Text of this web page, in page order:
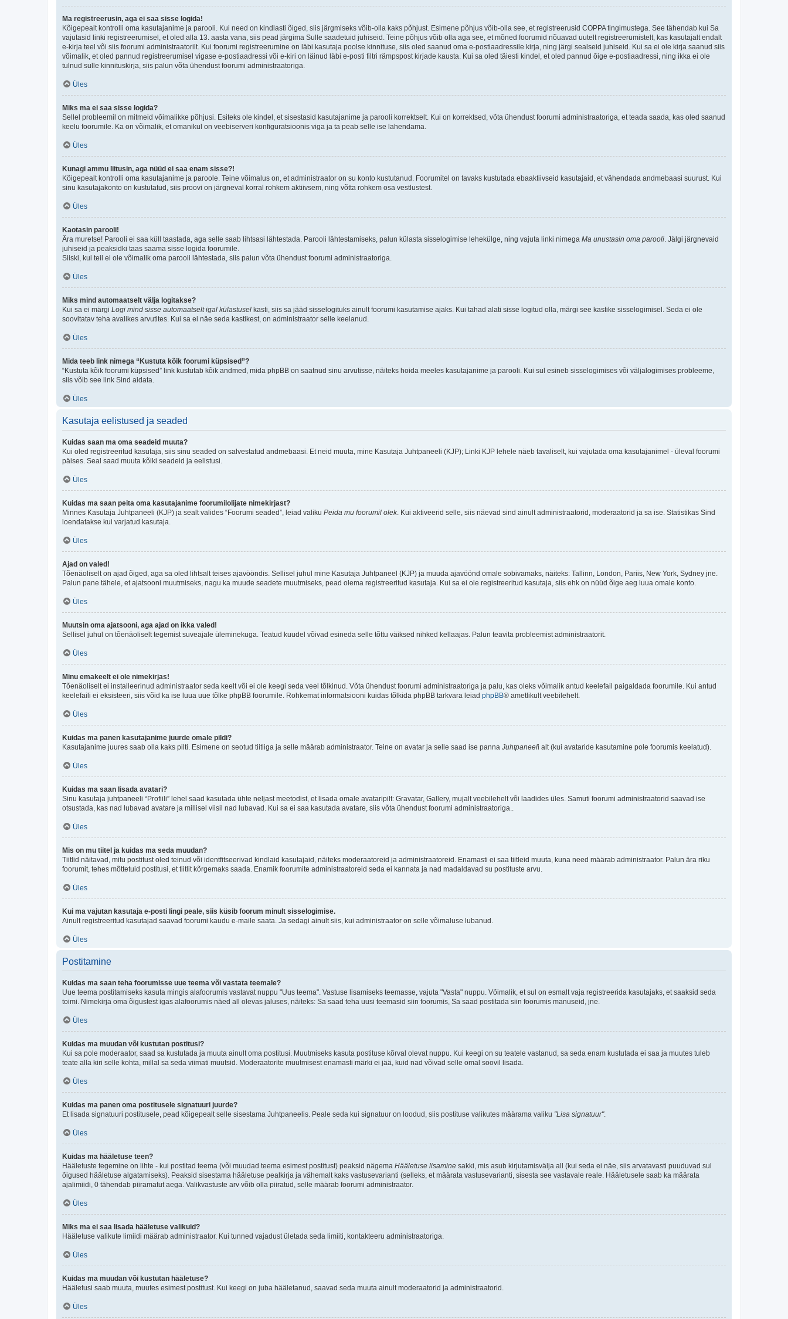
Ma registreerusin, aga ei saa sisse logida!
Kõigepealt kontrolli oma kasutajanime ja parooli. Kui need on kindlasti õiged, siis järgmiseks võib-olla kaks põhjust. Esimene põhjus võib-olla see, et registreerusid COPPA tingimustega. See tähendab kui Sa
vajutasid linki registreerumisel, et oled alla 13. aasta vana, siis pead järgima Sulle saadetuid juhiseid. Teine põhjus võib olla aga see, et mõned foorumid nõuavad uutelt registreerumistelt, kas kasutajalt endalt
e-kirja teel või siis foorumi administraatorilt. Kui foorumi registreerumine on läbi kasutaja poolse kinnituse, siis oled saanud oma e-postiaadressile kirja, ning järgi sealseid juhiseid. Kui sa ei ole kirja saanud siis
võimalik, et oled pannud registreerumisel vigase e-postiaadressi või e-kiri on läinud läbi e-posti filtri rämpspost kirjade kausta. Kui sa oled täiesti kindel, et oled pannud õige e-postiaadressi, ning ikka ei ole
tulnud sulle kinnituskirja, siis palun võta ühendust foorumi administraatoriga.
Üles
Miks ma ei saa sisse logida?
Sellel probleemil on mitmeid võimalikke põhjusi. Esiteks ole kindel, et sisestasid kasutajanime ja parooli korrektselt. Kui on korrektsed, võta ühendust foorumi administraatoriga, et teada saada, kas oled saanud
keelu foorumile. Ka on võimalik, et omanikul on veebiserveri konfiguratsioonis viga ja ta peab selle ise lahendama.
Üles
Kunagi ammu liitusin, aga nüüd ei saa enam sisse?!
Kõigepealt kontrolli oma kasutajanime ja paroole. Teine võimalus on, et administraator on su konto kustutanud. Foorumitel on tavaks kustutada ebaaktiivseid kasutajaid, et vähendada andmebaasi suurust. Kui
sinu kasutajakonto on kustutatud, siis proovi on järgneval korral rohkem aktiivsem, ning võtta rohkem osa vestlustest.
Üles
Kaotasin parooli!
Ära muretse! Parooli ei saa küll taastada, aga selle saab lihtsasi lähtestada. Parooli lähtestamiseks, palun külasta sisselogimise lehekülge, ning vajuta linki nimega Ma unustasin oma parooli. Jälgi järgnevaid
juhiseid ja peaksidki taas saama sisse logida foorumile.
Siiski, kui teil ei ole võimalik oma parooli lähtestada, siis palun võta ühendust foorumi administraatoriga.
Üles
Miks mind automaatselt välja logitakse?
Kui sa ei märgi Logi mind sisse automaatselt igal külastusel kasti, siis sa jääd sisselogituks ainult foorumi kasutamise ajaks. Kui tahad alati sisse logitud olla, märgi see kastike sisselogimisel. Seda ei ole
soovitatav teha avalikes arvutites. Kui sa ei näe seda kastikest, on administraator selle keelanud.
Üles
Mida teeb link nimega “Kustuta kõik foorumi küpsised”?
“Kustuta kõik foorumi küpsised” link kustutab kõik andmed, mida phpBB on saatnud sinu arvutisse, näiteks hoida meeles kasutajanime ja parooli. Kui sul esineb sisselogimises või väljalogimises probleeme,
siis võib see link Sind aidata.
Üles
Kasutaja eelistused ja seaded
Kuidas saan ma oma seadeid muuta?
Kui oled registreeritud kasutaja, siis sinu seaded on salvestatud andmebaasi. Et neid muuta, mine Kasutaja Juhtpaneeli (KJP); Linki KJP lehele näeb tavaliselt, kui vajutada oma kasutajanimel - üleval foorumi
päises. Seal saad muuta kõiki seadeid ja eelistusi.
Üles
Kuidas ma saan peita oma kasutajanime foorumilolijate nimekirjast?
Minnes Kasutaja Juhtpaneeli (KJP) ja sealt valides “Foorumi seaded”, leiad valiku Peida mu foorumil olek. Kui aktiveerid selle, siis näevad sind ainult administraatorid, moderaatorid ja sa ise. Statistikas Sind
loendatakse kui varjatud kasutaja.
Üles
Ajad on valed!
Tõenäoliselt on ajad õiged, aga sa oled lihtsalt teises ajavööndis. Sellisel juhul mine Kasutaja Juhtpaneel (KJP) ja muuda ajavöönd omale sobivamaks, näiteks: Tallinn, London, Pariis, New York, Sydney jne.
Palun pane tähele, et ajatsooni muutmiseks, nagu ka muude seadete muutmiseks, pead olema registreeritud kasutaja. Kui sa ei ole registreeritud kasutaja, siis ehk on nüüd õige aeg luua omale konto.
Üles
Muutsin oma ajatsooni, aga ajad on ikka valed!
Sellisel juhul on tõenäoliselt tegemist suveajale üleminekuga. Teatud kuudel võivad esineda selle tõttu väiksed nihked kellaajas. Palun teavita probleemist administraatorit.
Üles
Minu emakeelt ei ole nimekirjas!
Tõenäoliselt ei installeerinud administraator seda keelt või ei ole keegi seda veel tõlkinud. Võta ühendust foorumi administraatoriga ja palu, kas oleks võimalik antud keelefail paigaldada foorumile. Kui antud
keelefaili ei eksisteeri, siis võid ka ise luua uue tõlke phpBB foorumile. Rohkemat informatsiooni kuidas tõlkida phpBB tarkvara leiad phpBB® ametlikult veebilehelt.
Üles
Kuidas ma panen kasutajanime juurde omale pildi?
Kasutajanime juures saab olla kaks pilti. Esimene on seotud tiitliga ja selle määrab administraator. Teine on avatar ja selle saad ise panna Juhtpaneeli alt (kui avataride kasutamine pole foorumis keelatud).
Üles
Kuidas ma saan lisada avatari?
Sinu kasutaja juhtpaneeli “Profiili” lehel saad kasutada ühte neljast meetodist, et lisada omale avataripilt: Gravatar, Gallery, mujalt veebilehelt või laadides üles. Samuti foorumi administraatorid saavad ise
otsustada, kas nad lubavad avatare ja millisel viisil nad lubavad. Kui sa ei saa kasutada avatare, siis võta ühendust foorumi administraatoriga..
Üles
Mis on mu tiitel ja kuidas ma seda muudan?
Tiitlid näitavad, mitu postitust oled teinud või identfitseerivad kindlaid kasutajaid, näiteks moderaatoreid ja administraatoreid. Enamasti ei saa tiitleid muuta, kuna need määrab administraator. Palun ära riku
foorumit, tehes mõttetuid postitusi, et tiitlit kõrgemaks saada. Enamik foorumite administraatoreid seda ei kannata ja nad madaldavad su postituste arvu.
Üles
Kui ma vajutan kasutaja e-posti lingi peale, siis küsib foorum minult sisselogimise.
Ainult registreeritud kasutajad saavad foorumi kaudu e-maile saata. Ja sedagi ainult siis, kui administraator on selle võimaluse lubanud.
Üles
Postitamine
Kuidas ma saan teha foorumisse uue teema või vastata teemale?
Uue teema postitamiseks kasuta mingis alafoorumis vastavat nuppu "Uus teema". Vastuse lisamiseks teemasse, vajuta "Vasta" nuppu. Võimalik, et sul on esmalt vaja registreerida kasutajaks, et saaksid seda
toimi. Nimekirja oma õigustest igas alafoorumis näed all olevas jaluses, näiteks: Sa saad teha uusi teemasid siin foorumis, Sa saad postitada siin foorumis manuseid, jne.
Üles
Kuidas ma muudan või kustutan postitusi?
Kui sa pole moderaator, saad sa kustutada ja muuta ainult oma postitusi. Muutmiseks kasuta postituse kõrval olevat nuppu. Kui keegi on su teatele vastanud, sa seda enam kustutada ei saa ja muutes tuleb
teate alla kiri selle kohta, millal sa seda viimati muutsid. Moderaatorite muutmisest enamasti märki ei jää, kuid nad võivad selle omal soovil lisada.
Üles
Kuidas ma panen oma postitusele signatuuri juurde?
Et lisada signatuuri postitusele, pead kõigepealt selle sisestama Juhtpaneelis. Peale seda kui signatuur on loodud, siis postituse valikutes määrama valiku "Lisa signatuur".
Üles
Kuidas ma hääletuse teen?
Hääletuste tegemine on lihte - kui postitad teema (või muudad teema esimest postitust) peaksid nägema Hääletuse lisamine sakki, mis asub kirjutamisvälja all (kui seda ei näe, siis arvatavasti puuduvad sul
õigused hääletuse algatamiseks). Peaksid sisestama hääletuse pealkirja ja vähemalt kaks vastusevarianti (selleks, et määrata vastusevarianti, sisesta see vastavale reale. Hääletusele saab ka määrata
ajalimiidi, 0 tähendab piiramatut aega. Valikvastuste arv võib olla piiratud, selle määrab foorumi administraator.
Üles
Miks ma ei saa lisada hääletuse valikuid?
Hääletuse valikute limiidi määrab administraator. Kui tunned vajadust ületada seda limiiti, kontakteeru administraatoriga.
Üles
Kuidas ma muudan või kustutan hääletuse?
Hääletusi saab muuta, muutes esimest postitust. Kui keegi on juba hääletanud, saavad seda muuta ainult moderaatorid ja administraatorid.
Üles